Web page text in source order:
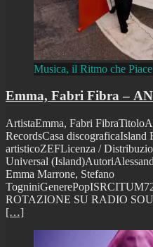
Musica, il Ritmo che Piace
Emma, Fabri Fibra –
ArtistaEmma, Fabri
RecordsCasa discograficaIsland
artisticoZEFLicenza /
Universal
Emma Marrone, Stefano
ROTAZIONE SU RADIO
[…]